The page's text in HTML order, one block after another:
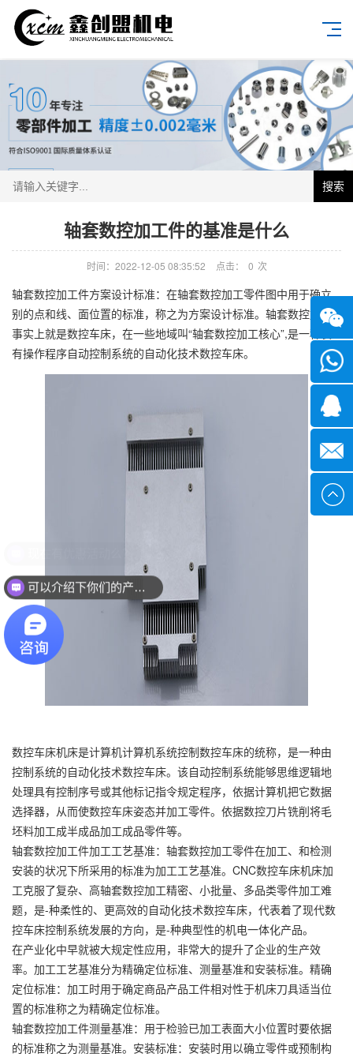
搜索
轴套数控加工件的基准是什么
时间：2022-12-05 08:35:52 点击： 0 次
轴套数控加工件方案设计标准：在轴套数控加工零件图中用于确立
别的点和线、面位置的标准，称之为方案设计标准。轴套数控加工
事实上就是数控车床，在一些地域叫“轴套数控加工核心”,是一种装
有操作程序自动控制系统的自动化技术数控车床。
数控车床机床是计算机计算机系统控制数控车床的统称，是一种由
控制系统的自动化技术数控车床。该自动控制系统能够思维逻辑地
处理具有控制序号或其他标记指令规定程序，依据计算机把它数据
选择器，从而使数控车床姿态并加工零件。依据数控刀片铣削将毛
坯料加工成半成品加工成品零件等。
轴套数控加工件加工工艺基准：轴套数控加工零件在加工、和检测
安装的状况下所采用的标准为加工工艺基准。CNC数控车床机床加
工克服了复杂、高轴套数控加工精密、小批量、多品类零件加工难
题，是-种柔性的、更高效的自动化技术数控车床，代表着了现代数
控车床控制系统发展的方向，是-种典型性的机电一体化产品。
在产业化中早就被大规定性应用，非常大的提升了企业的生产效
率。加工工艺基准分为精确定位标准、测量基准和安装标准。精确
定位标准：加工时用于确定商品产品工件相对性于机床刀具适当位
置的标准称之为精确定位标准。
轴套数控加工件测量基准：用于检验已加工表面大小位置时要依据
的标准称之为测量基准。安装标准：安装时用以确立零件或预制构
微信
可以介绍下你们的产品么？